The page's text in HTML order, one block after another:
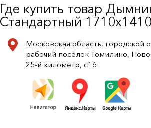
Где купить товар
Стандартный
Московская область, городской
рабочий посёлок Томилино,
25-й километр, с16